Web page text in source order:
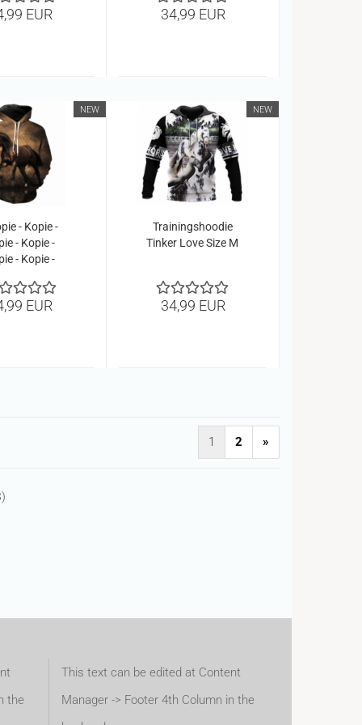
- Kopie -
EUR
Kopie - Kopie -
34,99 EUR
NEW
- Kopie -
- Kopie -
- Kopie -
- Kopie -
- Kopie -
EUR
NEW
Trainingshoodie
Tinker Love Size M
34,99 EUR
1 2 »
)
the
This text can be edited at Content
Manager -> Footer 4th Column in the